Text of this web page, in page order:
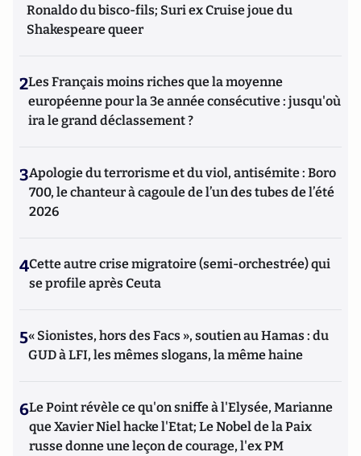
Ronaldo du bisco-fils; Suri ex Cruise joue du
Shakespeare queer
2Les Français moins riches que la moyenne
européenne pour la 3e année consécutive : jusqu'où
ira le grand déclassement ?
3Apologie du terrorisme et du viol, antisémite : Boro
700, le chanteur à cagoule de l’un des tubes de l’été
2026
4Cette autre crise migratoire (semi-orchestrée) qui
se profile après Ceuta
5« Sionistes, hors des Facs », soutien au Hamas : du
GUD à LFI, les mêmes slogans, la même haine
6Le Point révèle ce qu'on sniffe à l'Elysée, Marianne
que Xavier Niel hacke l'Etat; Le Nobel de la Paix
russe donne une leçon de courage, l'ex PM